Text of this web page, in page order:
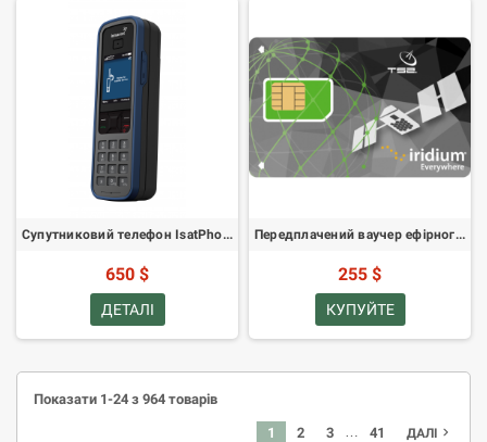
Супутниковий телефон IsatPhone Pro
650 $
ДЕТАЛІ
Передплачений ваучер ефірного часу Iridium - 100 хвилин, дійсний 60 днів
255 $
КУПУЙТЕ
Показати 1-24 з 964 товарів
1 2 3 41 ДАЛІ navigate_next